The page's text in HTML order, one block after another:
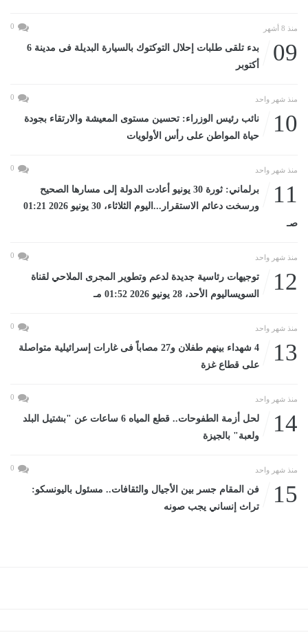
منذ 8 أشهر 0
09
بدء تلقى طلبات إحلال التوكتوك بالسيارة البديلة فى مدينة 6
أكتوبر
منذ شهر واحد 0
10
نائب رئيس الوزراء: تحسين مستوى المعيشة والارتقاء بجودة
حياة المواطن على رأس الأولويات
منذ شهر واحد 0
11
برلماني: ثورة 30 يونيو أعادت الدولة إلى مسارها الصحيح
ورسخت دعائم الاستقرار...اليوم الثلاثاء، 30 يونيو 2026 01:21
صـ
منذ شهر واحد 0
12
توجيهات رئاسية جديدة لدعم وتطوير المجرى الملاحي لقناة
السويساليوم الأحد، 28 يونيو 2026 01:52 مـ
منذ شهر واحد 0
13
4 شهداء بينهم طفلان و27 مصاباً فى غارات إسرائيلية متواصلة
على قطاع غزة
منذ شهر واحد 0
14
لحل أزمة الطفوحات.. قطع المياه 6 ساعات عن "بشتيل البلد
ولعبة" بالجيزة
منذ شهر واحد 0
15
فن المقام جسر بين الأجيال والثقافات.. مسئول باليونسكو:
تراث إنساني يجب صونه